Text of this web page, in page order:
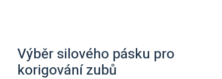
Výběr silového pásku pro
korigování zubů